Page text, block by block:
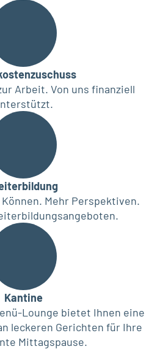
Arbeit. Von uns finanziell
Mehr Perspektiven.
Kantine
Lounge bietet Ihnen eine
leckeren Gerichten für Ihre
Mittagspause.